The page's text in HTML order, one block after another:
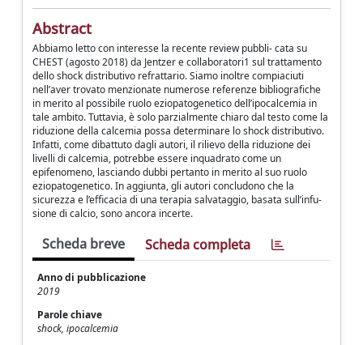
Abstract
Abbiamo letto con interesse la recente review pubbli- cata su
CHEST (agosto 2018) da Jentzer e collaboratori1 sul trattamento
dello shock distributivo refrattario. Siamo inoltre compiaciuti
nell’aver trovato menzionate numerose referenze bibliografiche
in merito al possibile ruolo eziopatogenetico dell’ipocalcemia in
tale ambito. Tuttavia, è solo parzialmente chiaro dal testo come la
riduzione della calcemia possa determinare lo shock distributivo.
Infatti, come dibattuto dagli autori, il rilievo della riduzione dei
livelli di calcemia, potrebbe essere inquadrato come un
epifenomeno, lasciando dubbi pertanto in merito al suo ruolo
eziopatogenetico. In aggiunta, gli autori concludono che la
sicurezza e l’efficacia di una terapia salvataggio, basata sull’infu-
sione di calcio, sono ancora incerte.
Scheda breve Scheda completa
Anno di pubblicazione
2019
Parole chiave
shock, ipocalcemia